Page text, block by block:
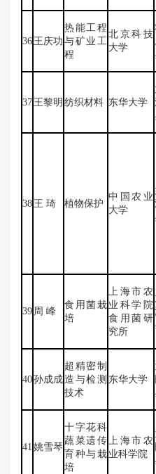
36王庆功
热能工程
与矿业工
程
北京科技
大学
37王黎明 纺织材料 东华大学
38王 琦 植物保护
中国农业
大学
39 周 峰
食用菌栽
培
上海市农
业科学院
食用菌研
究所
40孙成成
超精密制
造与检测
技术
东华大学
41 姚雪琴
十字花科
蔬菜遗传
育种与栽
培
上海市农
业科学院